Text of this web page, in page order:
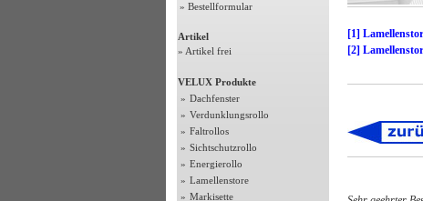
» Bestellformular
Artikel
» Artikel frei
VELUX Produkte
» Dachfenster
» Verdunklungsrollo
» Faltrollos
» Sichtschutzrollo
» Energierollo
» Lamellenstore
» Markisette
[1]
[2]